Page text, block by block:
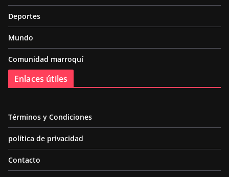
Deportes
Mundo
Comunidad marroquí
Enlaces útiles
Términos y Condiciones
política de privacidad
Contacto